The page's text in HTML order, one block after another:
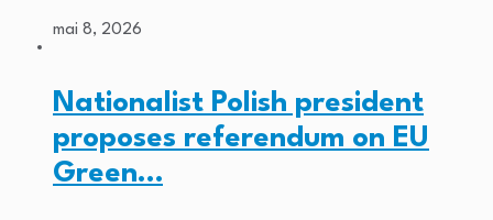
mai 8, 2026
Nationalist Polish president
proposes referendum on EU
Green…